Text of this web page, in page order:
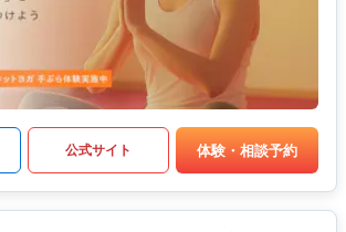
公式サイト 体験・相談予約